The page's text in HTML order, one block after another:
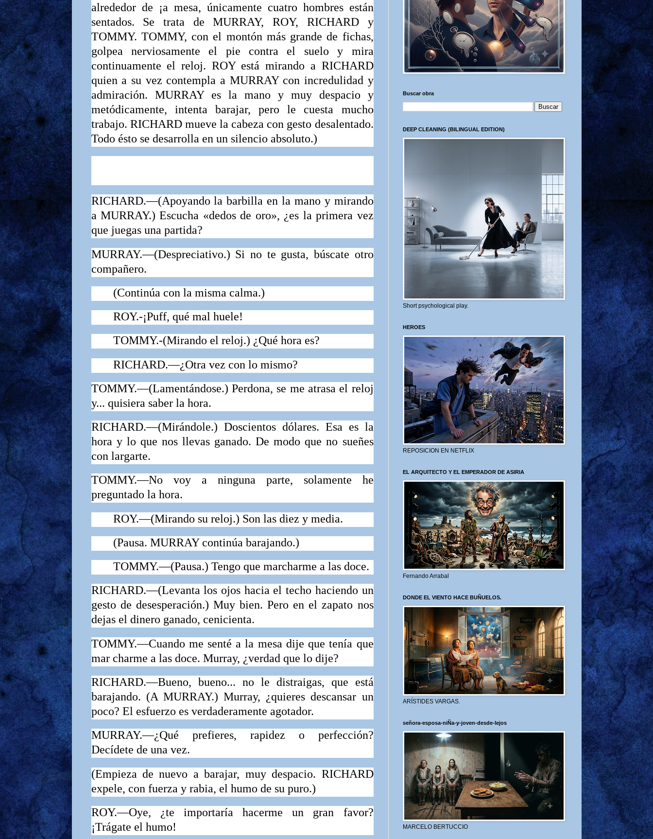
alrededor de ¡a mesa, únicamente cuatro hombres están
sentados. Se trata deMURRAY, ROY, RICHARD y
TOMMY. TOMMY, con el montón más grande de fichas,
golpea nerviosa­mente el pie contra el suelo y mira
continuamente el reloj. ROY está mirando a RICHARD
quien a su vez contempla a MURRAY con incredulidad y
admiración. MURRAY es la mano y muy despacio y
metódicamente, intenta barajar, pero le cuesta mucho
trabajo. RICHARD mueve la cabeza con gesto desalen­tado.
Todo ésto se desarrolla en un silencio absoluto.)
RICHARD.—(Apoyando la barbilla en la mano y mirando
a MURRAY.) Escucha «dedos de oro», ¿es la primera vez
que juegas una partida?
MURRAY.—(Despreciativo.) Si no te gusta, búscate otro
compa­ñero.
(Continúa con la misma calma.)
ROY.-¡Puff, qué mal huele!
TOMMY.-(Mirando el reloj.) ¿Qué hora es?
RICHARD.—¿Otra vez con lo mismo?
TOMMY.—(Lamentándose.) Perdona, se me atrasa el reloj
y... qui­siera saber la hora.
RICHARD.—(Mirándole.) Doscientos dólares. Esa es la
hora y lo que nos llevas ganado. De modo que no sueñes
con largarte.
TOMMY.—No voy a ninguna parte, solamente he
preguntado la hora.
ROY.—(Mirando su reloj.) Son las diez y media.
(Pausa. MURRAY continúa barajando.)
TOMMY.—(Pausa.) Tengo que marcharme a las doce.
RICHARD.—(Levanta los ojos hacia el techo haciendo un
gesto de desesperación.) Muy bien. Pero en el zapato nos
dejas el dinero ganado, cenicienta.
TOMMY.—Cuando me senté a la mesa dije que tenía que
mar charme a las doce. Murray, ¿verdad que lo dije?
RICHARD.—Bueno, bueno... no le distraigas, que está
barajando. (A MURRAY.)Murray, ¿quieres descansar un
poco? El esfuerzo es verdaderamente agotador.
MURRAY.—¿Qué prefieres, rapidez o perfección?
Decídete de una vez.
(Empieza de nuevo a barajar, muy despacio. RICHARD
expele, con fuerza y rabia, el humo de su puro.)
ROY.—Oye, ¿te importaría hacerme un gran favor?
¡Trágate el humo!
Buscar obra
DEEP CLEANING (BILINGUAL EDITION)
Short psychological play.
HEROES
REPOSICION EN NETFLIX
EL ARQUITECTO Y EL EMPERADOR DE ASIRIA
Fernando Arrabal
DONDE EL VIENTO HACE BUÑUELOS.
ARÍSTIDES VARGAS.
señora-esposa-niÑa-y-joven-desde-lejos
MARCELO BERTUCCIO